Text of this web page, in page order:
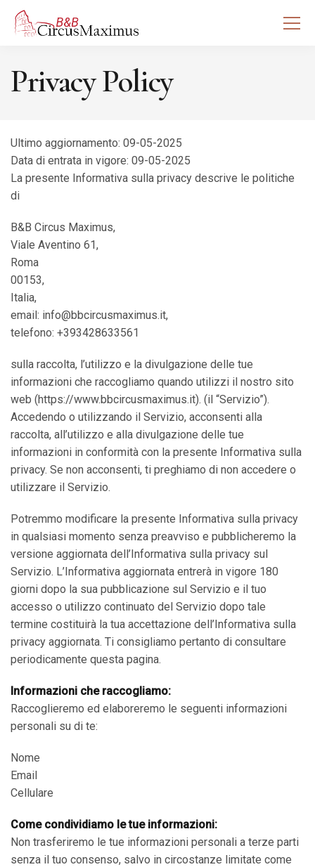
Privacy Policy
Ultimo aggiornamento: 09-05-2025
Data di entrata in vigore: 09-05-2025
La presente Informativa sulla privacy descrive le politiche
di
B&B Circus Maximus,
Viale Aventino 61,
Roma
00153,
Italia,
email: info@bbcircusmaximus.it,
telefono: +393428633561
sulla raccolta, l’utilizzo e la divulgazione delle tue
informazioni che raccogliamo quando utilizzi il nostro sito
web (https://www.bbcircusmaximus.it). (il “Servizio”).
Accedendo o utilizzando il Servizio, acconsenti alla
raccolta, all’utilizzo e alla divulgazione delle tue
informazioni in conformità con la presente Informativa sulla
privacy. Se non acconsenti, ti preghiamo di non accedere o
utilizzare il Servizio.
Potremmo modificare la presente Informativa sulla privacy
in qualsiasi momento senza preavviso e pubblicheremo la
versione aggiornata dell’Informativa sulla privacy sul
Servizio. L’Informativa aggiornata entrerà in vigore 180
giorni dopo la sua pubblicazione sul Servizio e il tuo
accesso o utilizzo continuato del Servizio dopo tale
termine costituirà la tua accettazione dell’Informativa sulla
privacy aggiornata. Ti consigliamo pertanto di consultare
periodicamente questa pagina.
Informazioni che raccogliamo:
Raccoglieremo ed elaboreremo le seguenti informazioni
personali su di te:
Nome
Email
Cellulare
Come condividiamo le tue informazioni:
Non trasferiremo le tue informazioni personali a terze parti
senza il tuo consenso, salvo in circostanze limitate come